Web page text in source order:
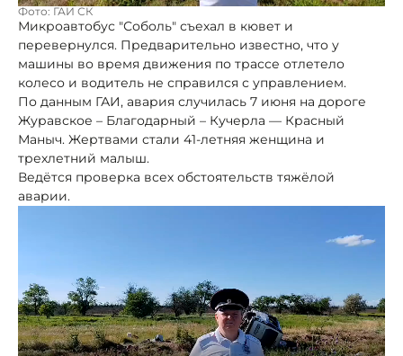
Фото: ГАИ СК
Микроавтобус "Соболь" съехал в кювет и
перевернулся. Предварительно известно, что у
машины во время движения по трассе отлетело
колесо и водитель не справился с управлением.
По данным ГАИ, авария случилась 7 июня на дороге
Журавское – Благодарный – Кучерла — Красный
Маныч. Жертвами стали 41-летняя женщина и
трехлетний малыш.
Ведётся проверка всех обстоятельств тяжёлой
аварии.